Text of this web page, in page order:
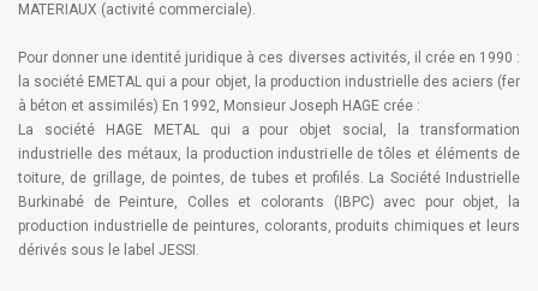
MATERIAUX (activité commerciale).
Pour donner une identité juridique à ces diverses activités, il crée en 1990 :
la société EMETAL qui a pour objet, la production industrielle des aciers (fer
à béton et assimilés) En 1992, Monsieur Joseph HAGE crée :
La société HAGE METAL qui a pour objet social, la transformation
industrielle des métaux, la production industrielle de tôles et éléments de
toiture, de grillage, de pointes, de tubes et profilés. La Société Industrielle
Burkinabé de Peinture, Colles et colorants (IBPC) avec pour objet, la
production industrielle de peintures, colorants, produits chimiques et leurs
dérivés sous le label JESSI.